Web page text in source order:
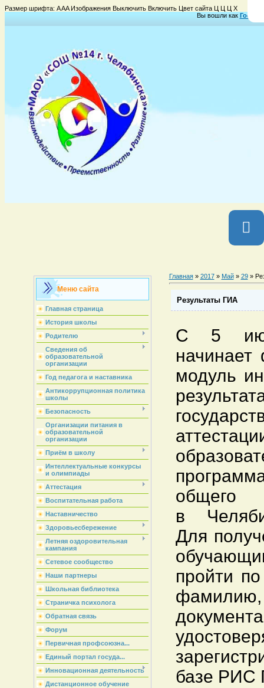
Размер шрифта: AAAИзображения Выключить Включить Цвет сайта Ц Ц Ц Х
Вы вошли как Гость
Меню сайта
Главная страница
История школы
Родителю
Сведения об
образовательной
организации
Год педагога и наставника
Антикоррупционная политика
школы
Безопасность
Организации питания в
образовательной
организации
Приём в школу
Интеллектуальные конкурсы
и олимпиады
Аттестация
Воспитательная работа
Наставничество
Здоровьесбережение
Летняя оздоровительная
кампания
Сетевое сообщество
Наши партнеры
Школьная библиотека
Страничка психолога
Обратная связь
Форум
Первичная профсоюзна...
Единый портал госуда...
Инновационная деятельность
Дистанционное обучение
Главная» 2017 » Май » 29»
Результаты ГИА
С 5
начинает
модуль
общего
в
Для
пройти
базе РИС